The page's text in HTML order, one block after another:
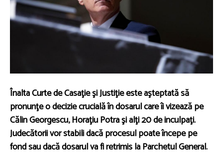
Înalta Curte de Casaţie şi Justiţie este aşteptată să
pronunţe o decizie crucială în dosarul care îi vizează pe
Călin Georgescu, Horaţiu Potra şi alţi 20 de inculpaţi.
Judecătorii vor stabili dacă procesul poate începe pe
fond sau dacă dosarul va fi retrimis la Parchetul General.